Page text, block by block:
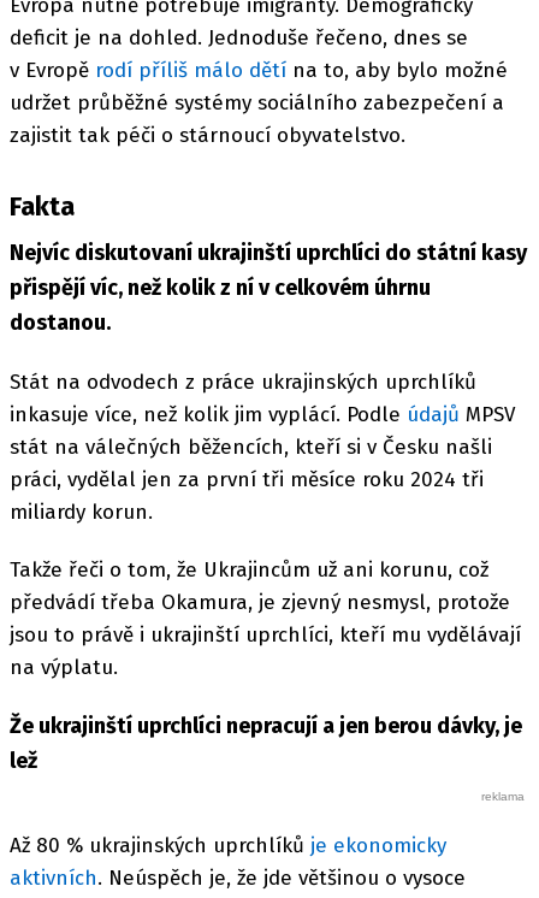
deficit je na dohled. Jednoduše řečeno, dnes se
v Evropě rodí příliš málo dětí na to, aby bylo možné
udržet průběžné systémy sociálního zabezpečení a
zajistit tak péči o stárnoucí obyvatelstvo.
Fakta
Nejvíc diskutovaní ukrajinští uprchlíci do státní kasy
přispějí víc, než kolik z ní v celkovém úhrnu
dostanou.
Stát na odvodech z práce ukrajinských uprchlíků
inkasuje více, než kolik jim vyplácí. Podle údajů MPSV
stát na válečných běžencích, kteří si v Česku našli
práci, vydělal jen za první tři měsíce roku 2024 tři
miliardy korun.
Takže řeči o tom, že Ukrajincům už ani korunu, což
předvádí třeba Okamura, je zjevný nesmysl, protože
jsou to právě i ukrajinští uprchlíci, kteří mu vydělávají
na výplatu.
Že ukrajinští uprchlíci nepracují a jen berou dávky, je
lež
Až 80 % ukrajinských uprchlíků je ekonomicky
aktivních. Neúspěch je, že jde většinou o vysoce